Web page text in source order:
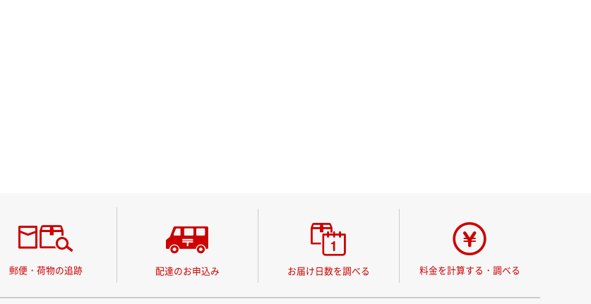
郵便・荷物の追跡 配達のお申込み お届け日数を調べる 料金を計算する・調べる